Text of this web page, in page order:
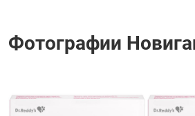
Фотографии